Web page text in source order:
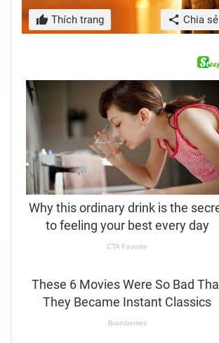
Thích trang Chia sẻ